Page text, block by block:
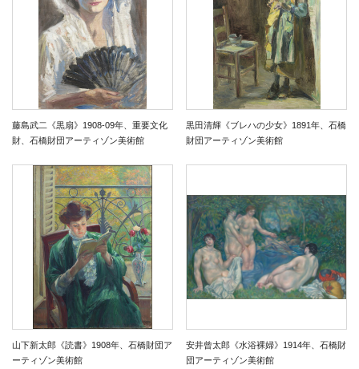
藤島武二《黒扇》1908-09年、重要文化
財、石橋財団アーティゾン美術館
黒田清輝《ブレハの少女》1891年、石橋
財団アーティゾン美術館
山下新太郎《読書》1908年、石橋財団ア
ーティゾン美術館
安井曾太郎《水浴裸婦》1914年、石橋財
団アーティゾン美術館